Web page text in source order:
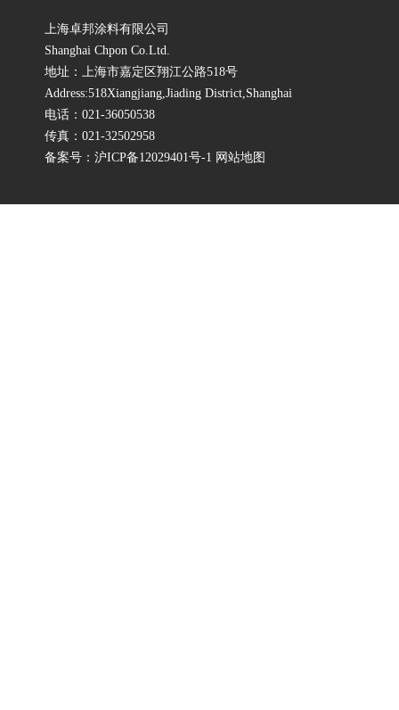
上海卓邦涂料有限公司
Shanghai Chpon Co.Ltd.
地址：上海市嘉定区翔江公路518号
Address:518Xiangjiang,Jiading District,Shanghai
电话：021-36050538
传真：021-32502958
备案号： 沪ICP备12029401号-1 网站地图